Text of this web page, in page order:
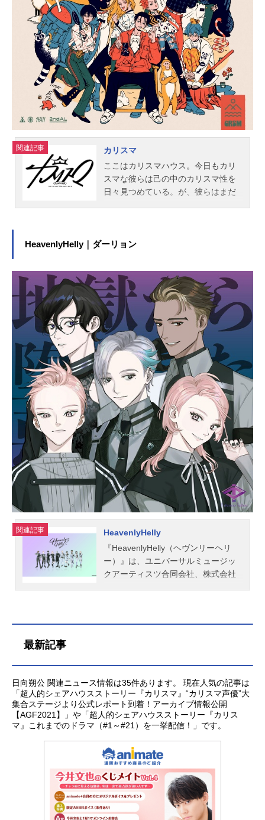
鈴木崚汰狸塚豆吉：谷江玲音泥田耕
太郎：坂泰斗座敷紅子：鬼頭明里入
道連助：高野洸歌川国子：綾坂晴名
秋雨玉緒：榊原優希柳田：杉田智和
狢八雲：光富崇雄富士冬也：日向朔
公蓮浄ゆり：森なな子神酒凜太郎：
堀江瞬秦中飯綱：岩崎諒太学園長：
福山潤たかはし明：蒼井翔太山崎
誠：前野智昭安倍雨明：梶原岳人恵
比寿夷三郎：木村良平たかはし暗：
ュマロ：森永千才小さいおじさん：
柳原哲也スタッフ原作：田中まい
（掲載 月刊「Gファンタジー」スク
ウェア・エニックス刊）監督：小野
関連記事
カリスマ
ここはカリスマハウス。今日もカリ
スマな彼らは己の中のカリスマ性を
日々見つめている。が、彼らはまだ
スマ性を育み、さらなる高みを目指
嘲笑する者もいるだろう。が、カリ
スマな彼らにはノーダメージ。むし
ろそういった逆境を糧にさらなるカ
リスマを生成し、見事な『カリスマ
チャージ』を蓄積させていく。チャ
ージの先にあるものとは……!?凡人
にはよくわからないと思いますがこ
れはカリスマたちの物語です。作品
名カリスマキャスト伊藤ふみや：小
野友樹草薙理解：山中真尋本橋依央
利：福原かつみ猿川慧：細田健太湊
大瀬：日向朔公テラ：大河元気天堂
天彦：橋詰知久中神総右衛門：立花
慎之介虎姫柊：大野智敬アジアのカ
リスマ：神谷浩史スタッフ原作：Daz
edCO.,LTD. 松原秀音楽製作：EVIL
LINERECORDSキャラクターデザイ
ン：えびもアートディレクション：B
ALCOLONY.(C)2021Charisma(C)Da
マ』公式サイト『カリスマ』公式X
（Twitter） 「カリスマ」のグッズを
探す
HeavenlyHelly｜ダーリョン
関連記事
HeavenlyHelly
『HeavenlyHelly（ヘヴンリーヘリ
ー）』は、ユニバーサルミュージッ
クアーティスツ合同会社、株式会社
では、『HeavenlyHelly』のあらす
最新記事
日向朔公 関連ニュース情報は35件あります。 現在人気の記事は
「超人的シェアハウスストーリー『カリスマ』“カリスマ声優”大
集合ステージより公式レポート到着！アーカイブ情報公開
【AGF2021】」や「超人的シェアハウスストーリー『カリス
マ』これまでのドラマ（#1～#21）を一挙配信！」です。